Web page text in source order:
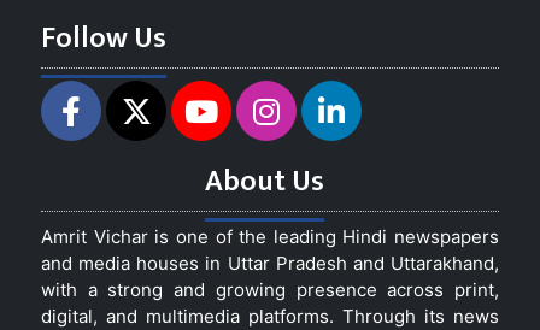
Follow Us
About Us
Amrit Vichar is one of the leading Hindi newspapers
and media houses in Uttar Pradesh and Uttarakhand,
with a strong and growing presence across print,
digital, and multimedia platforms. Through its news